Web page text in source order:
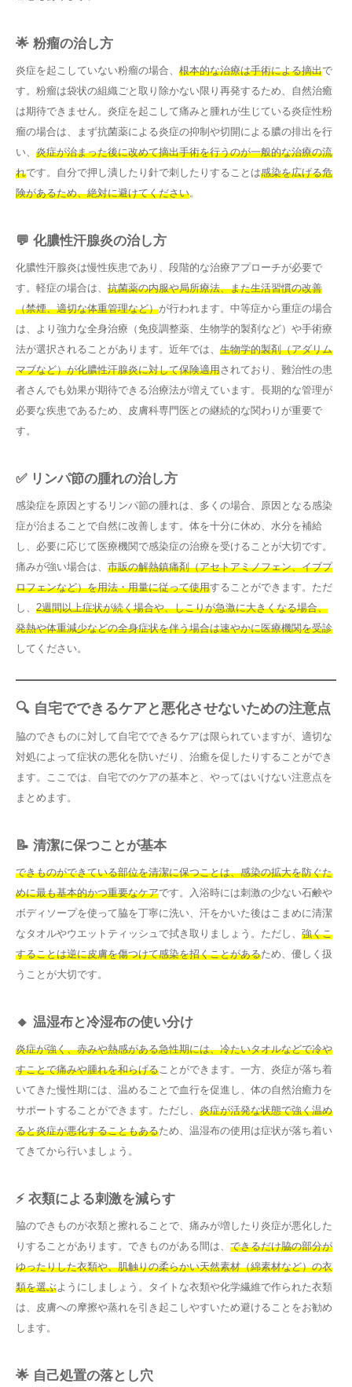
🌟 粉瘤の治し方
炎症を起こしていない粉瘤の場合、 根本的な治療は手術による摘出で
す。粉瘤は袋状の組織ごと取り除かない限り再発するため、自然治癒
は期待できません。炎症を起こして痛みと腫れが生じている炎症性粉
瘤の場合は、まず抗菌薬による炎症の抑制や切開による膿の排出を行
い、 炎症が治まった後に改めて摘出手術を行うのが一般的な治療の流
れです。自分で押し潰したり針で刺したりすることは感染を広げる危
険があるため、絶対に避けてください。
💬 化膿性汗腺炎の治し方
化膿性汗腺炎は慢性疾患であり、段階的な治療アプローチが必要で
す。軽症の場合は、 抗菌薬の内服や局所療法、また生活習慣の改善
（禁煙、適切な体重管理など）が行われます。中等症から重症の場合
は、より強力な全身治療（免疫調整薬、生物学的製剤など）や手術療
法が選択されることがあります。近年では、 生物学的製剤（アダリム
マブなど）が化膿性汗腺炎に対して保険適用されており、難治性の患
者さんでも効果が期待できる治療法が増えています。長期的な管理が
必要な疾患であるため、皮膚科専門医との継続的な関わりが重要で
す。
✅ リンパ節の腫れの治し方
感染症を原因とするリンパ節の腫れは、多くの場合、原因となる感染
症が治まることで自然に改善します。体を十分に休め、水分を補給
し、必要に応じて医療機関で感染症の治療を受けることが大切です。
痛みが強い場合は、 市販の解熱鎮痛剤（アセトアミノフェン、イブプ
ロフェンなど）を用法・用量に従って使用することができます。ただ
し、 2週間以上症状が続く場合や、しこりが急激に大きくなる場合、
発熱や体重減少などの全身症状を伴う場合は速やかに医療機関を受診
してください。
🔍 自宅でできるケアと悪化させないための注意点
脇のできものに対して自宅でできるケアは限られていますが、適切な
対処によって症状の悪化を防いだり、治癒を促したりすることができ
ます。ここでは、自宅でのケアの基本と、やってはいけない注意点を
まとめます。
📝 清潔に保つことが基本
できものができている部位を清潔に保つことは、感染の拡大を防ぐた
めに最も基本的かつ重要なケアです。入浴時には刺激の少ない石鹸や
ボディソープを使って脇を丁寧に洗い、汗をかいた後はこまめに清潔
なタオルやウエットティッシュで拭き取りましょう。ただし、 強くこ
することは逆に皮膚を傷つけて感染を招くことがあるため、優しく扱
うことが大切です。
🔸 温湿布と冷湿布の使い分け
炎症が強く、赤みや熱感がある急性期には、冷たいタオルなどで冷や
すことで痛みや腫れを和らげる ことができます。一方、炎症が落ち着
いてきた慢性期には、温めることで血行を促進し、体の自然治癒力を
サポートすることができます。ただし、 炎症が活発な状態で強く温め
ると炎症が悪化することもあるため、温湿布の使用は症状が落ち着い
てきてから行いましょう。
⚡ 衣類による刺激を減らす
脇のできものが衣類と擦れることで、痛みが増したり炎症が悪化した
りすることがあります。できものがある間は、 できるだけ脇の部分が
ゆったりした衣類や、肌触りの柔らかい天然素材（綿素材など）の衣
類を選ぶようにしましょう。タイトな衣類や化学繊維で作られた衣類
は、皮膚への摩擦や蒸れを引き起こしやすいため避けることをお勧め
します。
🌟 自己処置の落とし穴